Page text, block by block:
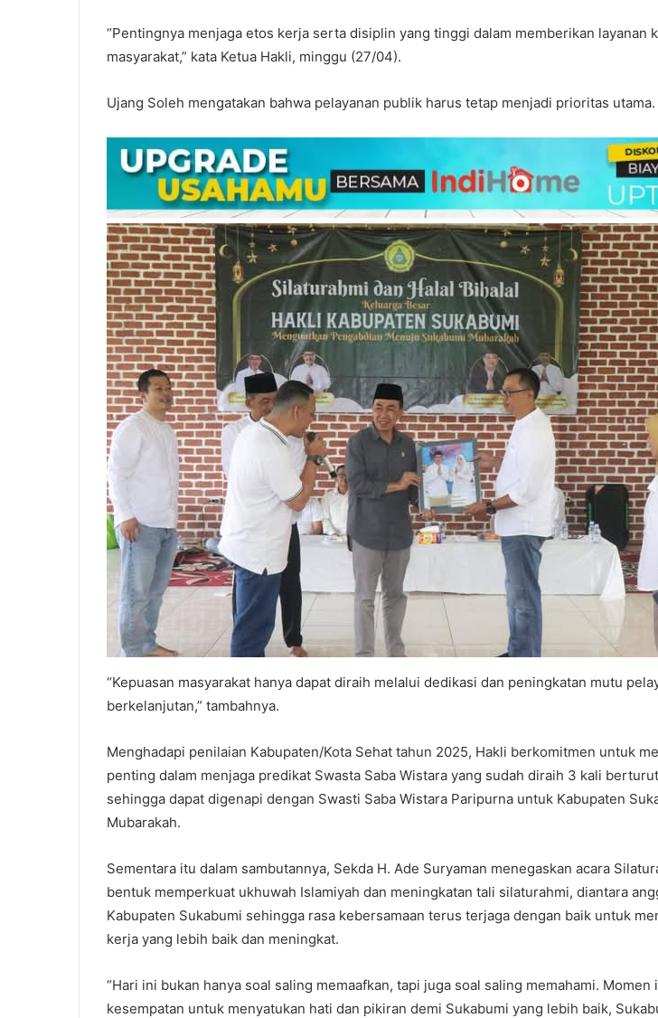
“Pentingnya menjaga etos kerja serta disiplin yang tinggi dalam memberikan layanan
masyarakat,” kata Ketua Hakli, minggu (27/04).
Ujang Soleh mengatakan bahwa pelayanan publik harus tetap menjadi prioritas utama.
“Kepuasan masyarakat hanya dapat diraih melalui dedikasi dan peningkatan mutu
berkelanjutan,” tambahnya.
Menghadapi penilaian Kabupaten/Kota Sehat tahun 2025, Hakli berkomitmen untuk
penting dalam menjaga predikat Swasta Saba Wistara yang sudah diraih 3 kali
sehingga dapat digenapi dengan Swasti Saba Wistara Paripurna untuk Kabupaten
Mubarakah.
Sementara itu dalam sambutannya, Sekda H. Ade Suryaman menegaskan acara
bentuk memperkuat ukhuwah Islamiyah dan meningkatan tali silaturahmi, diantara
Kabupaten Sukabumi sehingga rasa kebersamaan terus terjaga dengan baik untuk
kerja yang lebih baik dan meningkat.
“Hari ini bukan hanya soal saling memaafkan, tapi juga soal saling memahami. Momen
kesempatan untuk menyatukan hati dan pikiran demi Sukabumi yang lebih baik,